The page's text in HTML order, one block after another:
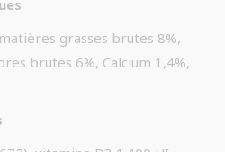
grasses brutes 8%,
brutes 6%, Calcium 1,4%,